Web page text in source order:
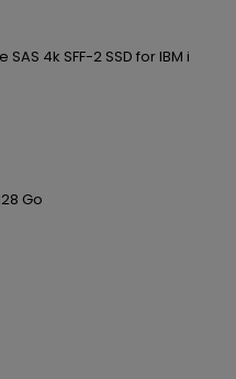
SAS 4k SFF-2 SSD for IBM i
Go